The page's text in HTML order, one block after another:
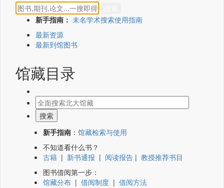
新手指南： 未名学术搜索使用指南
最新资源
最新到馆图书
馆藏目录
新手指南 ： 馆藏检索与使用
不知道看什么书？
古籍 | 新书通报 | 阅读报告 | 教授推荐书目
图书借阅第一步：
馆藏分布 | 借阅制度 | 借阅方法